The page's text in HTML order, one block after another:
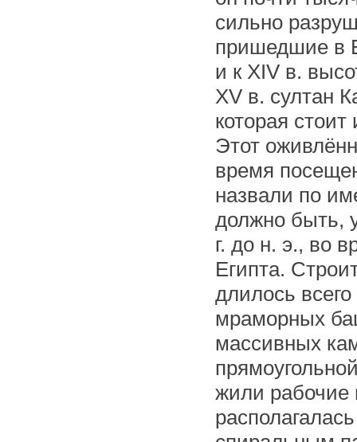
сильно
пришедшие в
и к XIV в.
XV в. султан
которая стоит
Этот
время
назвали по
должно быть,
г. до н. э., во
Египта.
длилось
мраморных
массивных
жили рабочие